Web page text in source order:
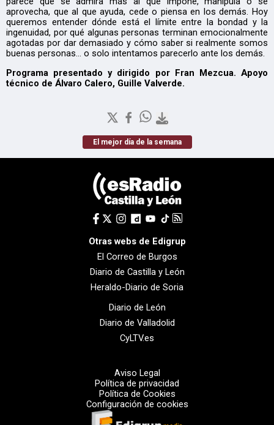
aprovecha, que al que ayuda, cede o piensa en los demás. Hoy
queremos entender dónde está el límite entre la bondad y la
ingenuidad, por qué algunas personas terminan emocionalmente
agotadas por dar demasiado y cómo saber si realmente somos
buenas personas… o solo intentamos parecerlo ante los demás.
Programa presentado y dirigido por Fran Mezcua. Apoyo
técnico de Álvaro Calero, Guille Valverde.
El mejor día de la semana
Otras webs de Edigrup
El Correo de Burgos
Diario de Castilla y León
Heraldo-Diario de Soria
Diario de León
Diario de Valladolid
CyLTV.es
Aviso Legal
Política de privacidad
Política de Cookies
Configuración de cookies